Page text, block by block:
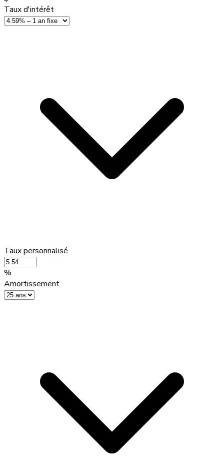
Taux d'intérêt
Taux personnalisé
%
Amortissement